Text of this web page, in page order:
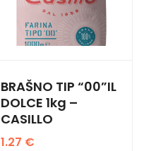
BRAŠNO TIP “00”IL
DOLCE 1kg –
CASILLO
1.27 €